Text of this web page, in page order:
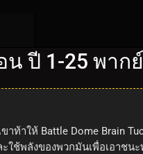
น ปี 1-25 พาก
ท้าให้ Battle Dome Brain
ใช้พลังของพวกมันเพื่อเอาชนะ